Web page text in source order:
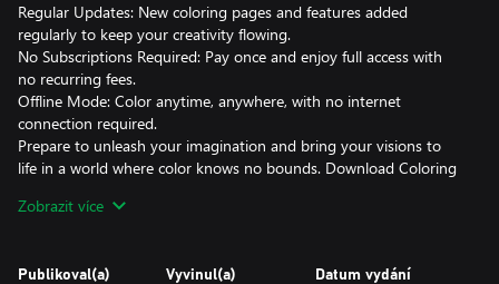
Regular Updates: New coloring pages and features added
regularly to keep your creativity flowing.
No Subscriptions Required: Pay once and enjoy full access with
no recurring fees.
Offline Mode: Color anytime, anywhere, with no internet
connection required.
Prepare to unleash your imagination and bring your visions to
life in a world where color knows no bounds. Download Coloring
Zobrazit více
Publikoval(a) Vyvinul(a) Datum vydání